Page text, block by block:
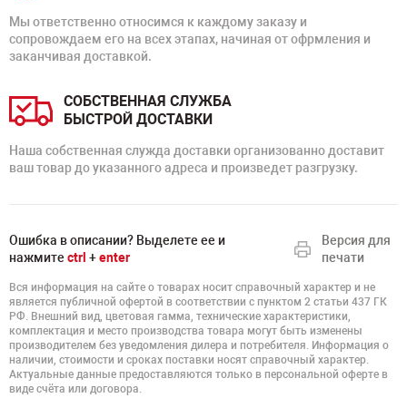
Мы ответственно относимся к каждому заказу и
сопровождаем его на всех этапах, начиная от офрмления и
заканчивая доставкой.
СОБСТВЕННАЯ СЛУЖБА
БЫСТРОЙ ДОСТАВКИ
Наша собственная служда доставки организованно доставит
ваш товар до указанного адреса и произведет разгрузку.
Ошибка в описании? Выделете ее и
нажмите ctrl +enter
Версия для
печати
Вся информация на сайте о товарах носит справочный характер и не
является публичной офертой в соответствии с пунктом 2 статьи 437 ГК
РФ. Внешний вид, цветовая гамма, технические характеристики,
комплектация и место производства товара могут быть изменены
производителем без уведомления дилера и потребителя. Информация о
наличии, стоимости и сроках поставки носят справочный характер.
Актуальные данные предоставляются только в персональной оферте в
виде счёта или договора.